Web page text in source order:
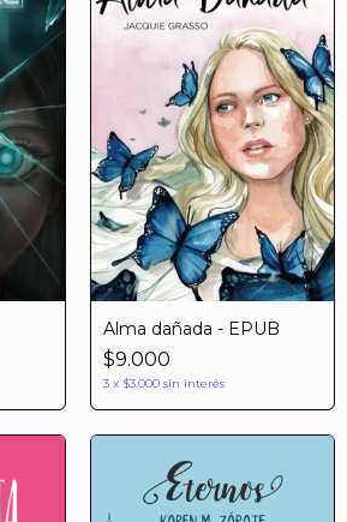
Alma dañada - EPUB
$9.000
3 x $3.000 sin interés